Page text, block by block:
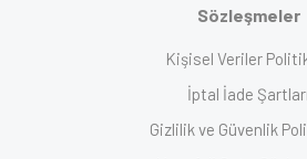
Sözleşmeler
Kişisel Veriler
İptal İade Şartları
Gizlilik ve Güvenlik